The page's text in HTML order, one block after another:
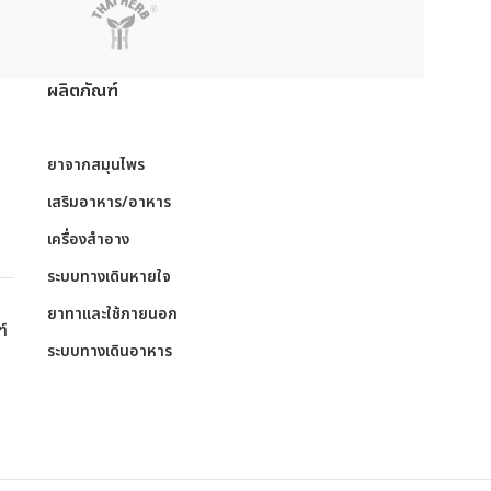
ผลิตภัณฑ์
ยาจากสมุนไพร
เสริมอาหาร/อาหาร
เครื่องสำอาง
ระบบทางเดินหายใจ
ยาทาและใช้ภายนอก
ระบบทางเดินอาหาร